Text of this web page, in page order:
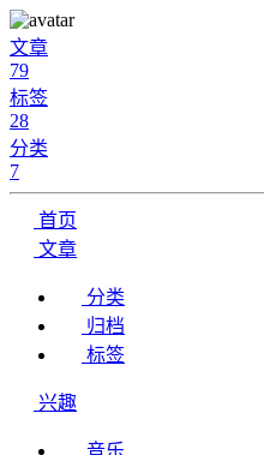
文章
79
标签
28
分类
7
首页
文章
分类
归档
标签
兴趣
音乐